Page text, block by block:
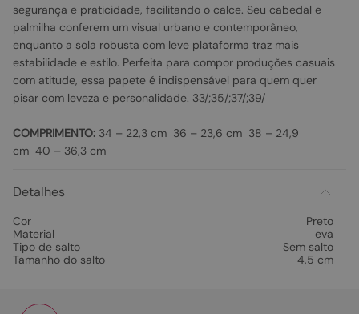
segurança e praticidade, facilitando o calce. Seu cabedal e
palmilha conferem um visual urbano e contemporâneo,
enquanto a sola robusta com leve plataforma traz mais
estabilidade e estilo. Perfeita para compor produções casuais
com atitude, essa papete é indispensável para quem quer
pisar com leveza e personalidade. 33/;35/;37/;39/
COMPRIMENTO: 34 – 22,3 cm 36 – 23,6 cm 38 – 24,9
cm 40 – 36,3 cm
Detalhes
Cor
Preto
Material
eva
Tipo de salto
Sem salto
Tamanho do salto
4,5 cm